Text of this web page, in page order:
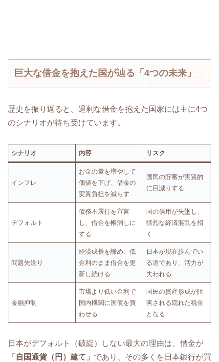
巨大な借金を抱えた国が辿る「4つの未来」
歴史を振り返ると、過剰な借金を抱えた国家には主に4つ
のシナリオが待ち受けています。
シナリオ 内容 リスク
インフレ
お金の量を増やして
価値を下げ、借金の
実質負担を減らす
国民の貯蓄が実質的
に目減りする
デフォルト
債務不履行を宣言
し、借金を帳消しに
する
国の信用が失墜し、
猛烈な経済混乱を招
く
問題先送り
経済成長を諦め、低
金利のまま借金を更
新し続ける
日本が現在歩んでい
る道であり、活力が
失われる
金融抑制
市場より低い金利で
国内機関に国債を買
わせる
国民の資産形成が阻
害される隠れた税金
となる
日本がデフォルト（破綻）しない最大の理由は、借金が
「自国通貨（円）建て」 であり、その多くを日本銀行が買